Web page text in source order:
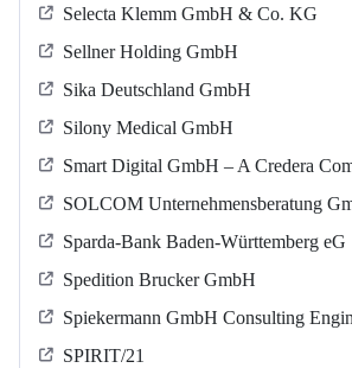
Selecta Klemm GmbH & Co. KG
Sellner Holding GmbH
Sika Deutschland GmbH
Silony Medical GmbH
Smart Digital GmbH – A Credera
SOLCOM Unternehmensberatung
Sparda-Bank Baden-Württemberg eG
Spedition Brucker GmbH
Spiekermann GmbH Consulting
SPIRIT/21